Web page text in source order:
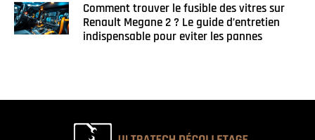
Comment trouver le fusible des vitres sur
Renault Megane 2 ? Le guide d’entretien
indispensable pour eviter les pannes